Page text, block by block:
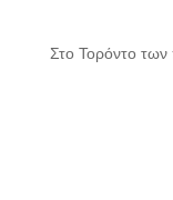
Στο Τορόντο